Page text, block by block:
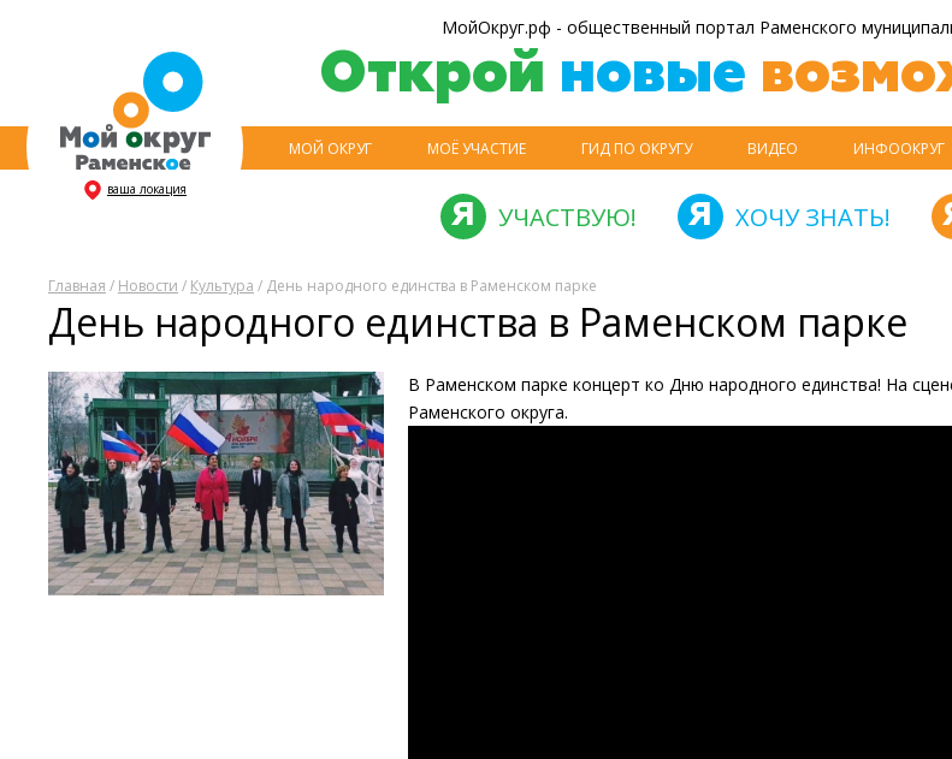
ваша локация
МойОкруг.рф - общественный портал Раменского
Открой новые
МОЙ ОКРУГ МОЁ УЧАСТИЕ ГИД ПО ОКРУГУ ВИДЕО ИНФООКРУГ
УЧАСТВУЮ! ХОЧУ ЗНАТЬ!
Главная / Новости / Культура / День народного единства в Раменском парке
День народного единства в Раменском парке
В Раменском парке концерт ко Дню народного единства! На
Раменского округа.